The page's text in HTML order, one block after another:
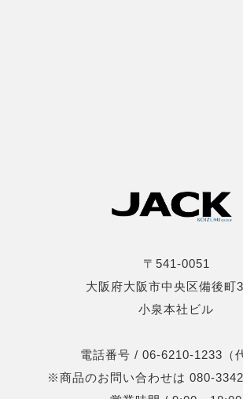
〒541-0051
大阪府大阪市中央区備後町
小泉本社ビル
電話番号 / 06-6210-1233（
※商品のお問い合わせは 080-